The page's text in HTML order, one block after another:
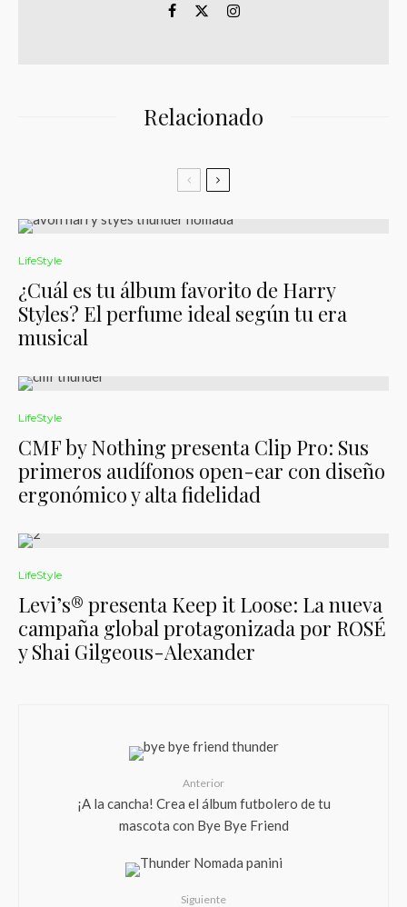
Relacionado
LifeStyle
¿Cuál es tu álbum favorito de Harry
Styles? El perfume ideal según tu era
musical
LifeStyle
CMF by Nothing presenta Clip Pro: Sus
primeros audífonos open-ear con diseño
ergonómico y alta fidelidad
LifeStyle
Levi’s® presenta Keep it Loose: La nueva
campaña global protagonizada por ROSÉ
y Shai Gilgeous-Alexander
Anterior
¡A la cancha! Crea el álbum futbolero de tu
mascota con Bye Bye Friend
Siguiente